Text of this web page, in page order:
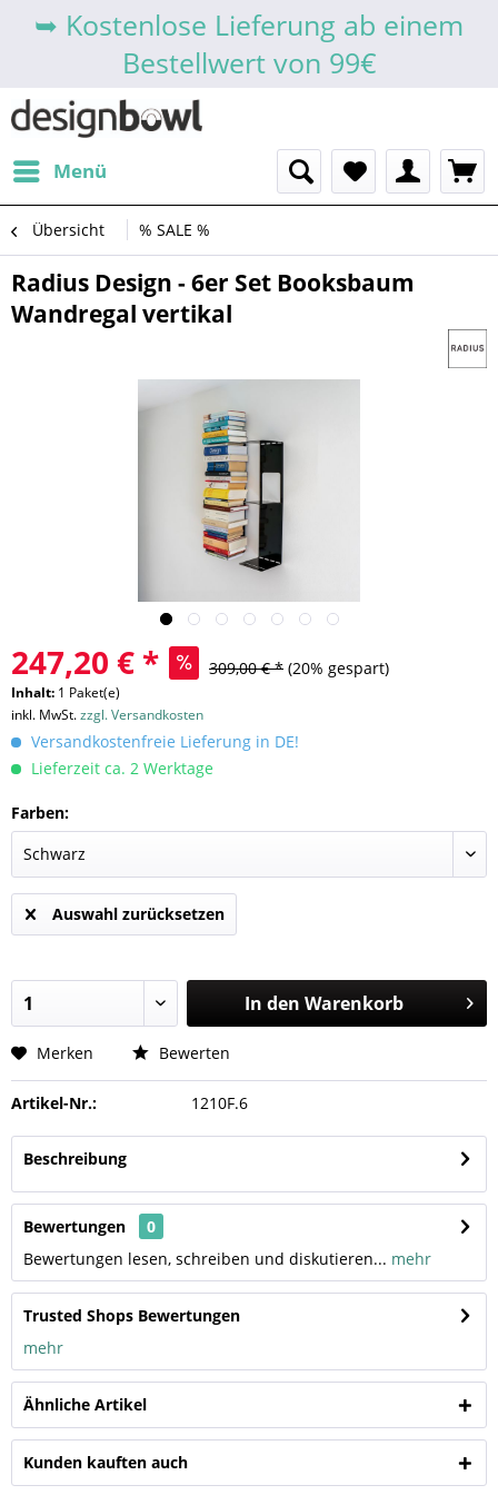
➥ Kostenlose Lieferung ab einem
Bestellwert von 99€
Menü
Übersicht % SALE %
Radius Design - 6er Set Booksbaum
Wandregal vertikal
247,20 € * 309,00 € * (20% gespart)
Inhalt: 1 Paket(e)
inkl. MwSt.zzgl. Versandkosten
Versandkostenfreie Lieferung in DE!
Lieferzeit ca. 2 Werktage
Farben:
Auswahl zurücksetzen
In den Warenkorb
Merken Bewerten
Artikel-Nr.: 1210F.6
Beschreibung
Bewertungen
0
Bewertungen lesen, schreiben und diskutieren... mehr
Trusted Shops Bewertungen
mehr
Ähnliche Artikel
Kunden kauften auch